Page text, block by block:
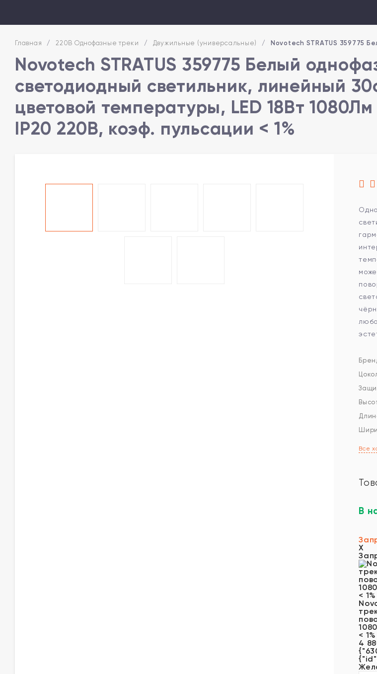
Главная / 220В Однофазные треки / Двужильные (универсальные) / Novotech STRATUS 359775
Novotech STRATUS 359775 Белый
светодиодный светильник, линейный
цветовой температуры, LED 18Вт
IP20 220В, коэф. пульсации < 1%
Все
В
X
< 1%
4